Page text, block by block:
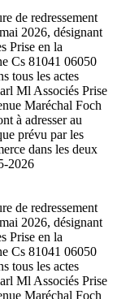
de redressement
2026, désignant
Prise en la
Cs 81041 06050
tous les actes
Ml Associés Prise
Maréchal Foch
à adresser au
prévu par les
dans les deux
2026
de redressement
2026, désignant
Prise en la
Cs 81041 06050
tous les actes
Ml Associés Prise
Maréchal Foch